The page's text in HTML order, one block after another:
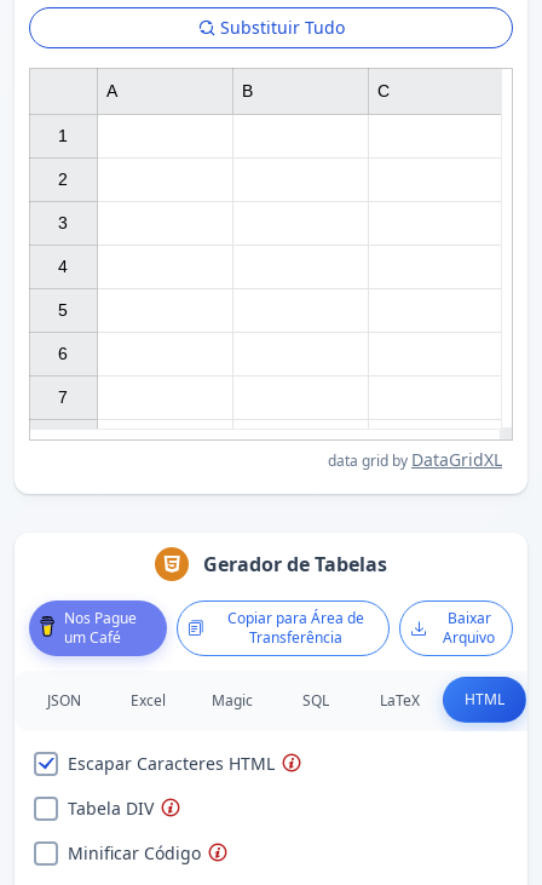
Substituir Tudo
data grid by DataGridXL
1
2
3
4
5
6
7
A B C
Gerador de Tabelas
Nos Pague
um Café
Copiar para Área de
Transferência
Baixar
Arquivo
JSON Excel Magic SQL LaTeX HTML
Escapar Caracteres HTML
Tabela DIV
Minificar Código